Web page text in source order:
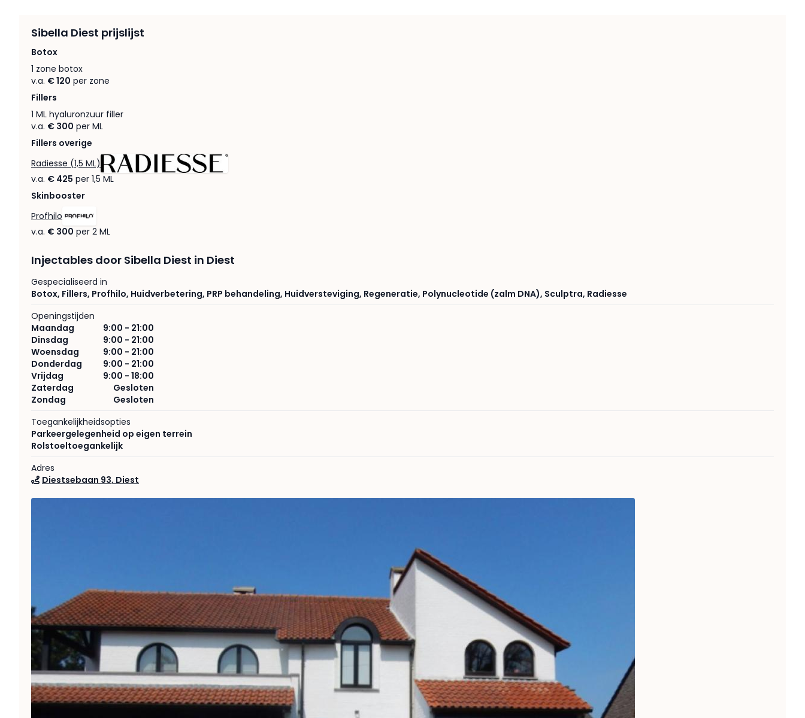
Sibella Diest prijslijst
Botox
1 zone botox
v.a. € 120 per zone
Fillers
1 ML hyaluronzuur filler
v.a. € 300 per ML
Fillers overige
Radiesse (1,5 ML)
v.a. € 425 per 1,5 ML
Skinbooster
Profhilo
v.a. € 300 per 2 ML
Injectables door Sibella Diest in Diest
Gespecialiseerd in
Botox, Fillers, Profhilo, Huidverbetering, PRP behandeling, Huidversteviging, Regeneratie, Polynucleotide (zalm DNA), Sculptra, Radiesse
Openingstijden
Maandag
9:00 - 21:00
Dinsdag
9:00 - 21:00
Woensdag
9:00 - 21:00
Donderdag
9:00 - 21:00
Vrijdag
9:00 - 18:00
Zaterdag
Gesloten
Zondag
Gesloten
Toegankelijkheidsopties
Parkeergelegenheid op eigen terrein
Rolstoeltoegankelijk
Adres
Diestsebaan 93, Diest